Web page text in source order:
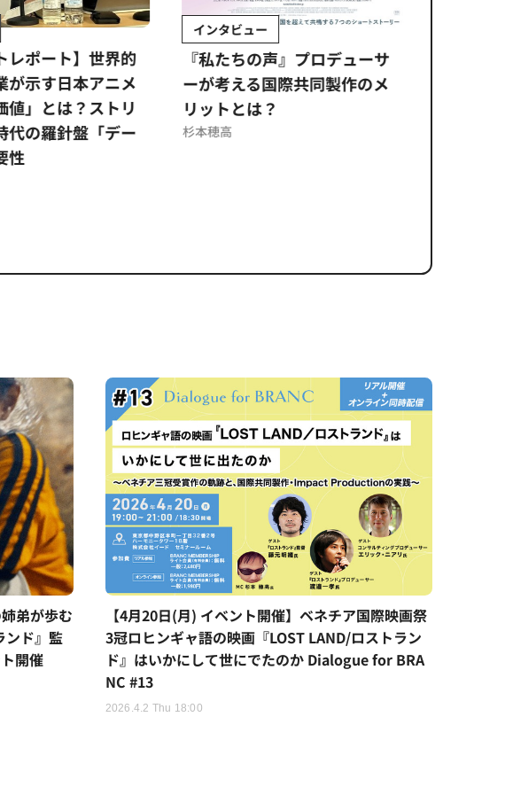
レポート】世界的
が示す日本アニメ
値」とは？ストリ
代の羅針盤「デー
性
インタビュー
『私たちの声』プロデューサ
ーが考える国際共同製作のメ
リットとは？
杉本穂高
弟が歩む
ド』監
開催
【4月20日(月) イベント開催】ベネチア国際映画祭
3冠ロヒンギャ語の映画『LOST LAND/ロストラン
ド』はいかにして世にでたのか Dialogue for BRA
NC #13
2026.4.2 Thu 18:00